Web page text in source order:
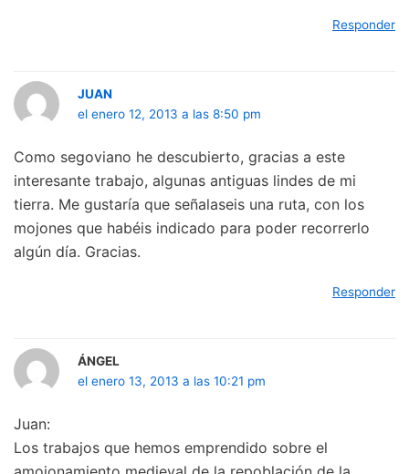
Responder
JUAN
el enero 12, 2013 a las 8:50 pm
Como segoviano he descubierto, gracias a este
interesante trabajo, algunas antiguas lindes de mi
tierra. Me gustaría que señalaseis una ruta, con los
mojones que habéis indicado para poder recorrerlo
algún día. Gracias.
Responder
ÁNGEL
el enero 13, 2013 a las 10:21 pm
Juan:
Los trabajos que hemos emprendido sobre el